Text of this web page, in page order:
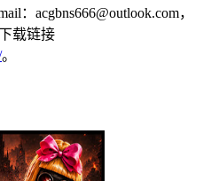
：acgbns666@outlook.com，
载链接
。